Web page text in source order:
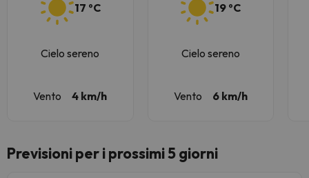
17 ºC
Cielo sereno
Vento 4 km/h
19 ºC
Cielo sereno
Vento 6 km/h
Previsioni per i prossimi 5 giorni